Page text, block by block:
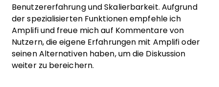
Benutzererfahrung und Skalierbarkeit. Aufgrund
der spezialisierten Funktionen empfehle ich
Amplifi und freue mich auf Kommentare von
Nutzern, die eigene Erfahrungen mit Amplifi oder
seinen Alternativen haben, um die Diskussion
weiter zu bereichern.